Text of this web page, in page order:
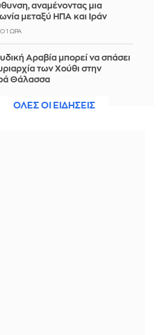
αναμένοντας μια
μεταξύ ΗΠΑ και Ιράν
1 ΏΡΑ
Αραβία μπορεί να σπάσει
των Χούθι στην
Θάλασσα
ΟΛΕΣ ΟΙ ΕΙΔΗΣΕΙΣ